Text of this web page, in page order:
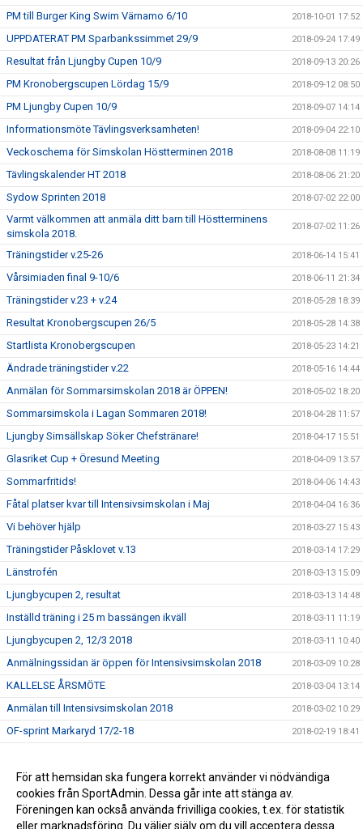
PM till Burger King Swim Värnamo 6/10 2018-10-01 17:52
UPPDATERAT PM Sparbankssimmet 29/9 2018-09-24 17:49
Resultat från Ljungby Cupen 10/9 2018-09-13 20:26
PM Kronobergscupen Lördag 15/9 2018-09-12 08:50
PM Ljungby Cupen 10/9 2018-09-07 14:14
Informationsmöte Tävlingsverksamheten! 2018-09-04 22:10
Veckoschema för Simskolan Höstterminen 2018 2018-08-08 11:19
Tävlingskalender HT 2018 2018-08-06 21:20
Sydow Sprinten 2018 2018-07-02 22:00
Varmt välkommen att anmäla ditt barn till Höstterminens
simskola 2018.
2018-07-02 11:26
Träningstider v.25-26 2018-06-14 15:41
Vårsimiaden final 9-10/6 2018-06-11 21:34
Träningstider v.23 + v.24 2018-05-28 18:39
Resultat Kronobergscupen 26/5 2018-05-28 14:38
Startlista Kronobergscupen 2018-05-23 14:21
Ändrade träningstider v.22 2018-05-16 14:44
Anmälan för Sommarsimskolan 2018 är ÖPPEN! 2018-05-02 18:20
Sommarsimskola i Lagan Sommaren 2018! 2018-04-28 11:57
Ljungby Simsällskap Söker Chefstränare! 2018-04-17 15:51
Glasriket Cup + Öresund Meeting 2018-04-09 13:57
Sommarfritids! 2018-04-06 14:43
Fåtal platser kvar till Intensivsimskolan i Maj 2018-04-04 16:36
Vi behöver hjälp 2018-03-27 15:43
Träningstider Påsklovet v.13 2018-03-14 17:29
Länstrofén 2018-03-13 15:09
Ljungbycupen 2, resultat 2018-03-13 14:48
Inställd träning i 25 m bassängen ikväll 2018-03-11 11:19
Ljungbycupen 2, 12/3 2018 2018-03-11 10:40
Anmälningssidan är öppen för Intensivsimskolan 2018 2018-03-09 10:28
KALLELSE ÅRSMÖTE 2018-03-04 13:14
Anmälan till Intensivsimskolan 2018 2018-03-02 10:29
OF-sprint Markaryd 17/2-18 2018-02-19 18:41
Resultat Ljungbycupen 12/2 2018-02-13 14:47
Länktips simutrustning - Bra!! 2017-09-08 13:31
För att hemsidan ska fungera korrekt använder vi nödvändiga
cookies från SportAdmin. Dessa går inte att stänga av.
Föreningen kan också använda frivilliga cookies, t.ex. för statistik
eller marknadsföring. Du väljer själv om du vill acceptera dessa.